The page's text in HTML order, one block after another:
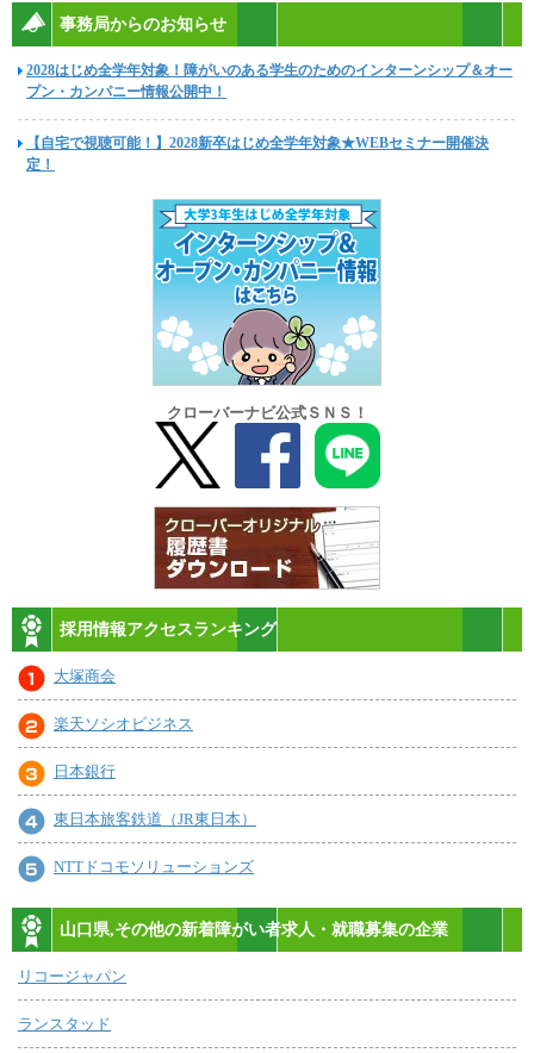
事務局からのお知らせ
2028はじめ全学年対象！障がいのある学生のためのインターンシップ＆オー
プン・カンパニー情報公開中！
【自宅で視聴可能！】2028新卒はじめ全学年対象★WEBセミナー開催決
定！
クローバーナビ公式ＳＮＳ！
採用情報アクセスランキング
大塚商会
楽天ソシオビジネス
日本銀行
東日本旅客鉄道（JR東日本）
NTTドコモソリューションズ
山口県,その他の新着障がい者求人・就職募集の企業
リコージャパン
ランスタッド